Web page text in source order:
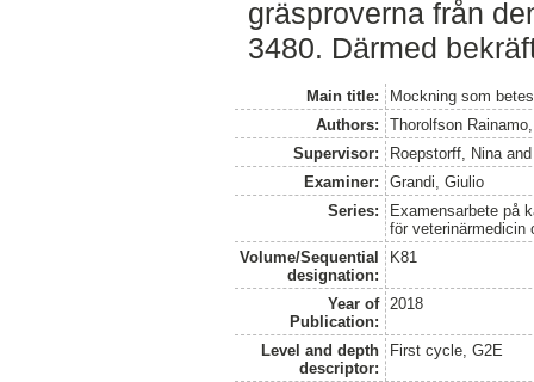
gräsproverna från
3480. Därmed
Main title:
Mockning som
Authors:
Thorolfson
Supervisor:
Roepstorff, Nina
Examiner:
Grandi, Giulio
Series:
Examensarbete på
för veterinärmedicin
Volume/Sequential
designation:
K81
Year of
Publication:
2018
Level and depth
descriptor:
First cycle, G2E